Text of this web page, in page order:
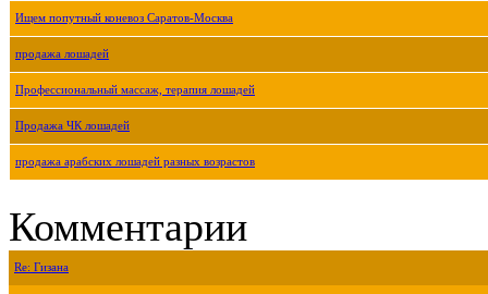
Ищем попутный коневоз Саратов-Москва
продажа лошадей
Профессиональный массаж, терапия лошадей
Продажа ЧК лошадей
продажа арабских лошадей разных возрастов
Комментарии
Re: Гизана